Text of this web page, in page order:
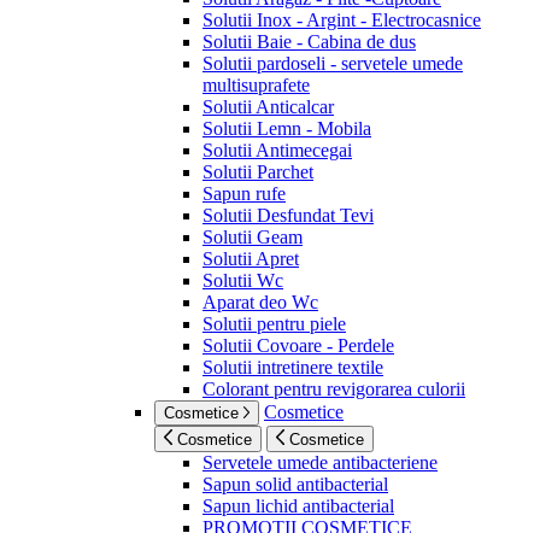
Solutii Inox - Argint - Electrocasnice
Solutii Baie - Cabina de dus
Solutii pardoseli - servetele umede
multisuprafete
Solutii Anticalcar
Solutii Lemn - Mobila
Solutii Antimecegai
Solutii Parchet
Sapun rufe
Solutii Desfundat Tevi
Solutii Geam
Solutii Apret
Solutii Wc
Aparat deo Wc
Solutii pentru piele
Solutii Covoare - Perdele
Solutii intretinere textile
Colorant pentru revigorarea culorii
Cosmetice Cosmetice
Cosmetice Cosmetice
Servetele umede antibacteriene
Sapun solid antibacterial
Sapun lichid antibacterial
PROMOTII COSMETICE